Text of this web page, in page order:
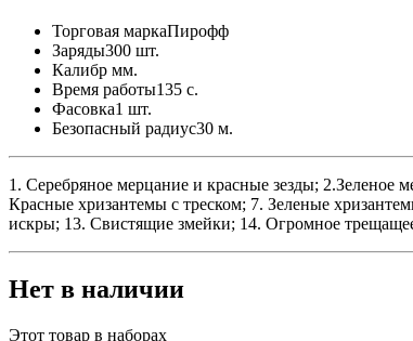
Торговая маркаПирофф
Заряды300 шт.
Калибр мм.
Время работы135 с.
Фасовка1 шт.
Безопасный радиус30 м.
1. Серебряное мерцание и красные зезды; 2.Зеленое
Красные хризантемы с треском; 7. Зеленые
искры; 13. Свистящие змейки; 14. Огромное
Нет в наличии
Этот товар в наборах